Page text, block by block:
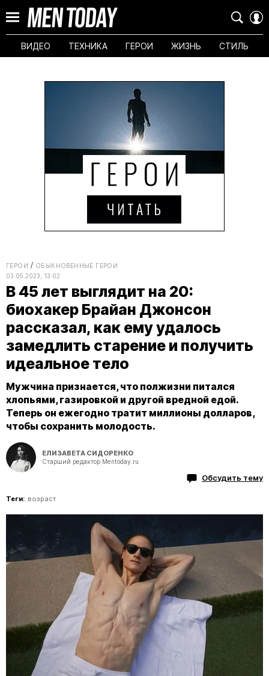
ВИДЕО ТЕХНИКА ГЕРОИ ЖИЗНЬ СТИЛЬ
ГЕРОИ
ОБЫКНОВЕННЫЕ ГЕРОИ
03.05.2023, 13:02
В 45 лет выглядит на 20:
биохакер Брайан Джонсон
рассказал, как ему удалось
замедлить старение и получить
идеальное тело
Мужчина признается, что полжизни питался
хлопьями, газировкой и другой вредной едой.
Теперь он ежегодно тратит миллионы долларов,
чтобы сохранить молодость.
ЕЛИЗАВЕТА СИДОРЕНКО
Старший редактор Mentoday.ru
Обсудить тему
Теги: возраст